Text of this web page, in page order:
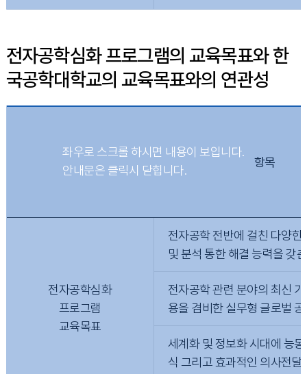
전자공학심화 프로그램의 교육목표와 한
국공학대학교의 교육목표와의 연관성
항목
전자공학심화
프로그램
교육목표
전자공학 전반에 걸친 다양
및 분석 통한 해결 능력을 갖
전자공학 관련 분야의 최신
용을 겸비한 실무형 글로벌
세계화 및 정보화 시대에 능
식 그리고 효과적인 의사전